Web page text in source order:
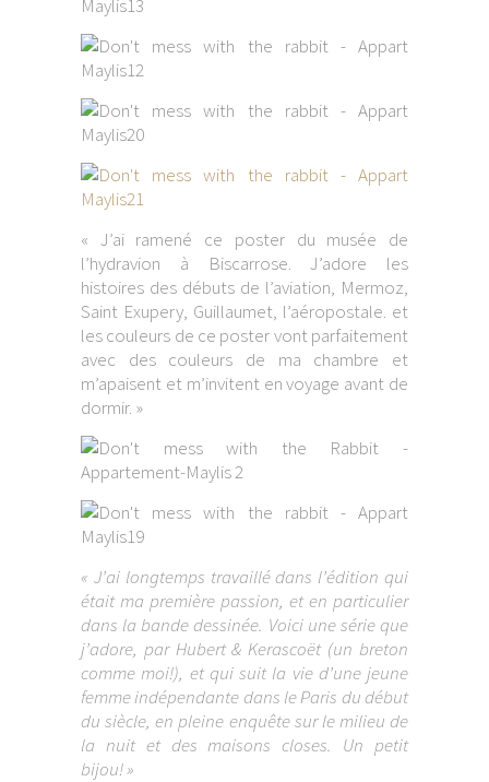
« J’ai ramené ce poster du musée de
l’hydravion à Biscarrose. J’adore les
histoires des débuts de l’aviation, Mermoz,
Saint Exupery, Guillaumet, l’aéropostale. et
les couleurs de ce poster vont parfaitement
avec des couleurs de ma chambre et
m’apaisent et m’invitent en voyage avant de
dormir. »
« J’ai longtemps travaillé dans l’édition qui
était ma première passion, et en particulier
dans la bande dessinée. Voici une série que
j’adore, par Hubert & Kerascoët (un breton
comme moi!), et qui suit la vie d’une jeune
femme indépendante dans le Paris du début
du siècle, en pleine enquête sur le milieu de
la nuit et des maisons closes. Un petit
bijou! »